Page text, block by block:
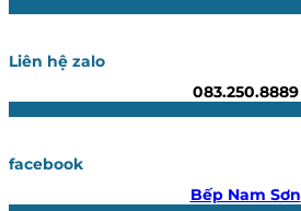
Liên hệ zalo
083.250.8889
facebook
Bếp Nam Sơn